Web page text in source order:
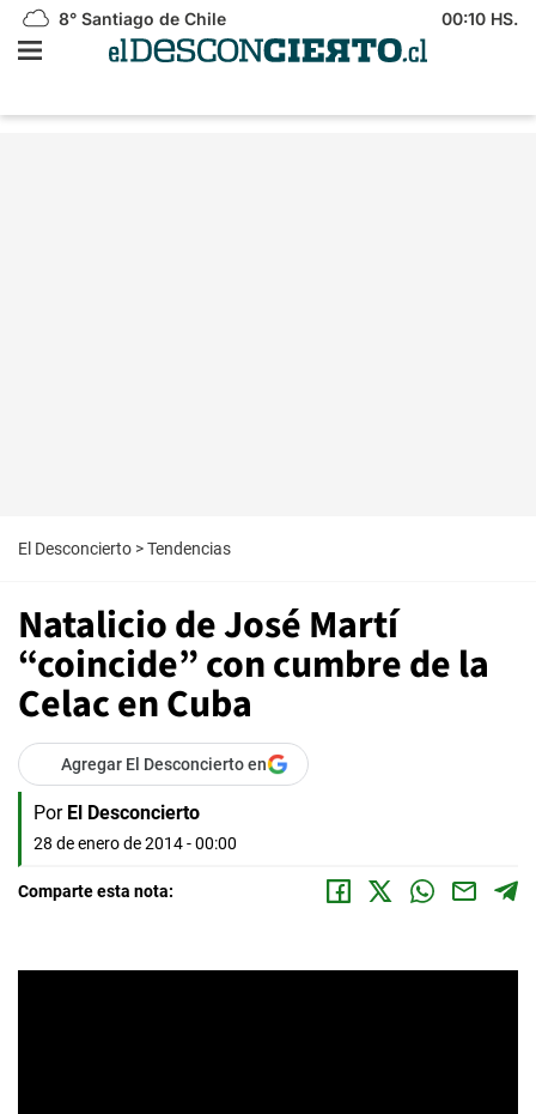
8° Santiago de Chile 00:10 HS.
El Desconcierto >Tendencias
Natalicio de José Martí
“coincide” con cumbre de la
Celac en Cuba
Agregar El Desconcierto en
Por El Desconcierto
28 de enero de 2014 - 00:00
Comparte esta nota: